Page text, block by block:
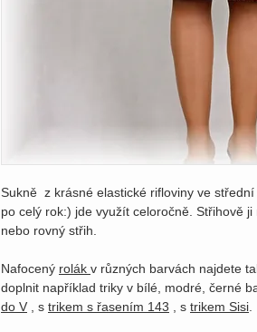
Sukně z krásné elastické rifloviny ve
po celý rok:) jde využít celoročně. Střihově
nebo rovný střih.
Nafocený rolák v různých barvách najdete
doplnit například triky v bílé, modré, černé
do V , s trikem s řasením 143 , s trikem Sisi.